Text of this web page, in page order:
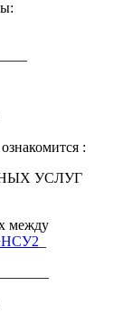
:
УСЛУГ